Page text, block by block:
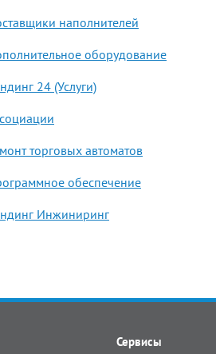
наполнителей
оборудование
24 (Услуги)
торговых автоматов
обеспечение
Инжиниринг
Сервисы